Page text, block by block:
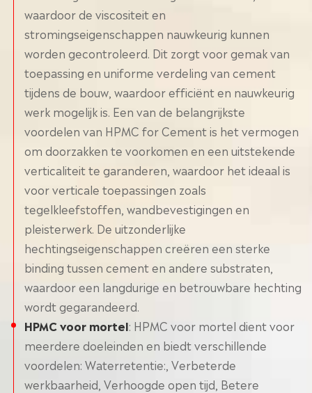
waardoor de viscositeit en
stromingseigenschappen nauwkeurig kunnen
worden gecontroleerd. Dit zorgt voor gemak van
toepassing en uniforme verdeling van cement
tijdens de bouw, waardoor efficiënt en nauwkeurig
werk mogelijk is. Een van de belangrijkste
voordelen van HPMC for Cement is het vermogen
om doorzakken te voorkomen en een uitstekende
verticaliteit te garanderen, waardoor het ideaal is
voor verticale toepassingen zoals
tegelkleefstoffen, wandbevestigingen en
pleisterwerk. De uitzonderlijke
hechtingseigenschappen creëren een sterke
binding tussen cement en andere substraten,
waardoor een langdurige en betrouwbare hechting
wordt gegarandeerd.
HPMC voor mortel: HPMC voor mortel dient voor
meerdere doeleinden en biedt verschillende
voordelen: Waterretentie:, Verbeterde
werkbaarheid, Verhoogde open tijd, Betere